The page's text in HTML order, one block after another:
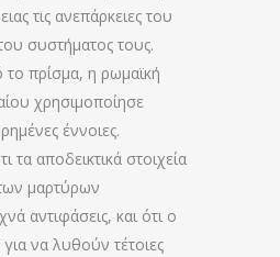
τις ανεπάρκειες του
συστήματος τους.
πρίσμα, η ρωμαϊκή
χρησιμοποίησε
έννοιες.
τα αποδεικτικά στοιχεία
μαρτύρων
αντιφάσεις, και ότι ο
να λυθούν τέτοιες